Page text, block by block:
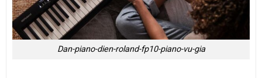
Dan-piano-dien-roland-fp10-piano-vu-gia